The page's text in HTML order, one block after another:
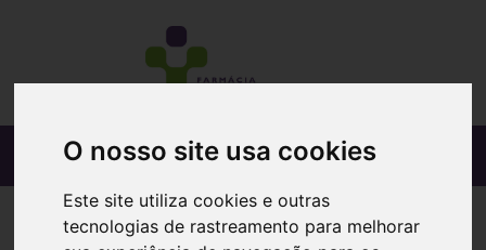
O nosso site usa cookies
Este site utiliza cookies e outras
tecnologias de rastreamento para melhorar